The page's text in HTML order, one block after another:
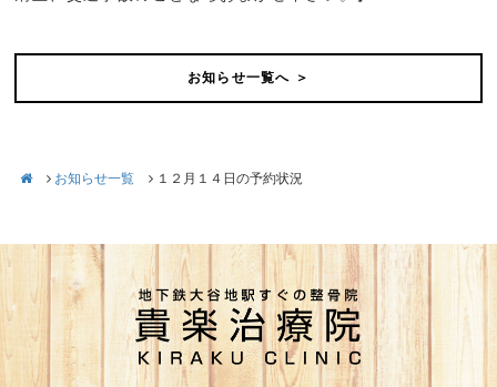
お知らせ一覧へ ＞
お知らせ一覧 １２月１４日の予約状況